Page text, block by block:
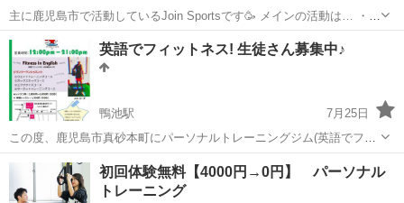
主に鹿児島市で活動しているJoin Sportsです🥳 メインの活動は… ・
Join Athlete Club(対象:幼児~中学生) ・Join体操クラブ(対象:幼児~小学
生) ・保育内運動教室(幼児運動委託業務) となり...
鹿児島 鹿児島市 幼児
英語でフィットネス! 生徒さん募集中♪
鴨池駅
7月25日
この度、鹿児島市真砂本町にパーソナルトレーニングジム(英語でフィ
ットネス)をオープン致しました。 私は11年の経験を持つ、認定パーソ
ナルトレーナーです。 今まで積み上げてきた経験を更に生かし、心身
ともに皆さんの健康に...
鹿児島 鹿児島市 鴨池駅 その他 パーソナルトレーナー
初回体験無料【4000円→0円】 パーソナル
トレーニング